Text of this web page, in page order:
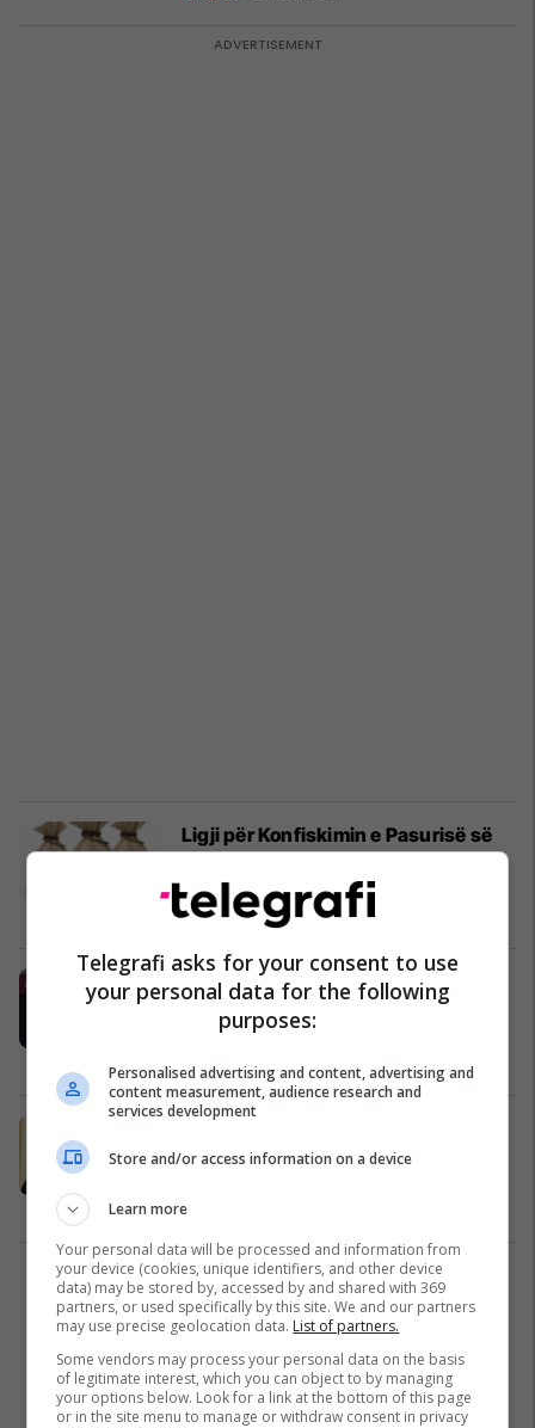
Ligji për Konfiskimin e Pasurisë së
rezultate
Drejtësi 25/04/2021
Tahiri: Kemi gjyqtarë e prokurorë të
guximshëm, do të konfiskohet
pasuria e paligjshme
Kosovë 22/07/2018
publik e politik që abuzuan me
Kosovë
1
Telegrafi asks for your consent to use
your personal data for the following
purposes:
Personalised advertising and content, advertising and
content measurement, audience research and
services development
Store and/or access information on a device
Learn more
Your personal data will be processed and information from
your device (cookies, unique identifiers, and other device
data) may be stored by, accessed by and shared with 369
partners, or used specifically by this site. We and our partners
may use precise geolocation data. List of partners.
Some vendors may process your personal data on the basis
of legitimate interest, which you can object to by managing
your options below. Look for a link at the bottom of this page
or in the site menu to manage or withdraw consent in privacy